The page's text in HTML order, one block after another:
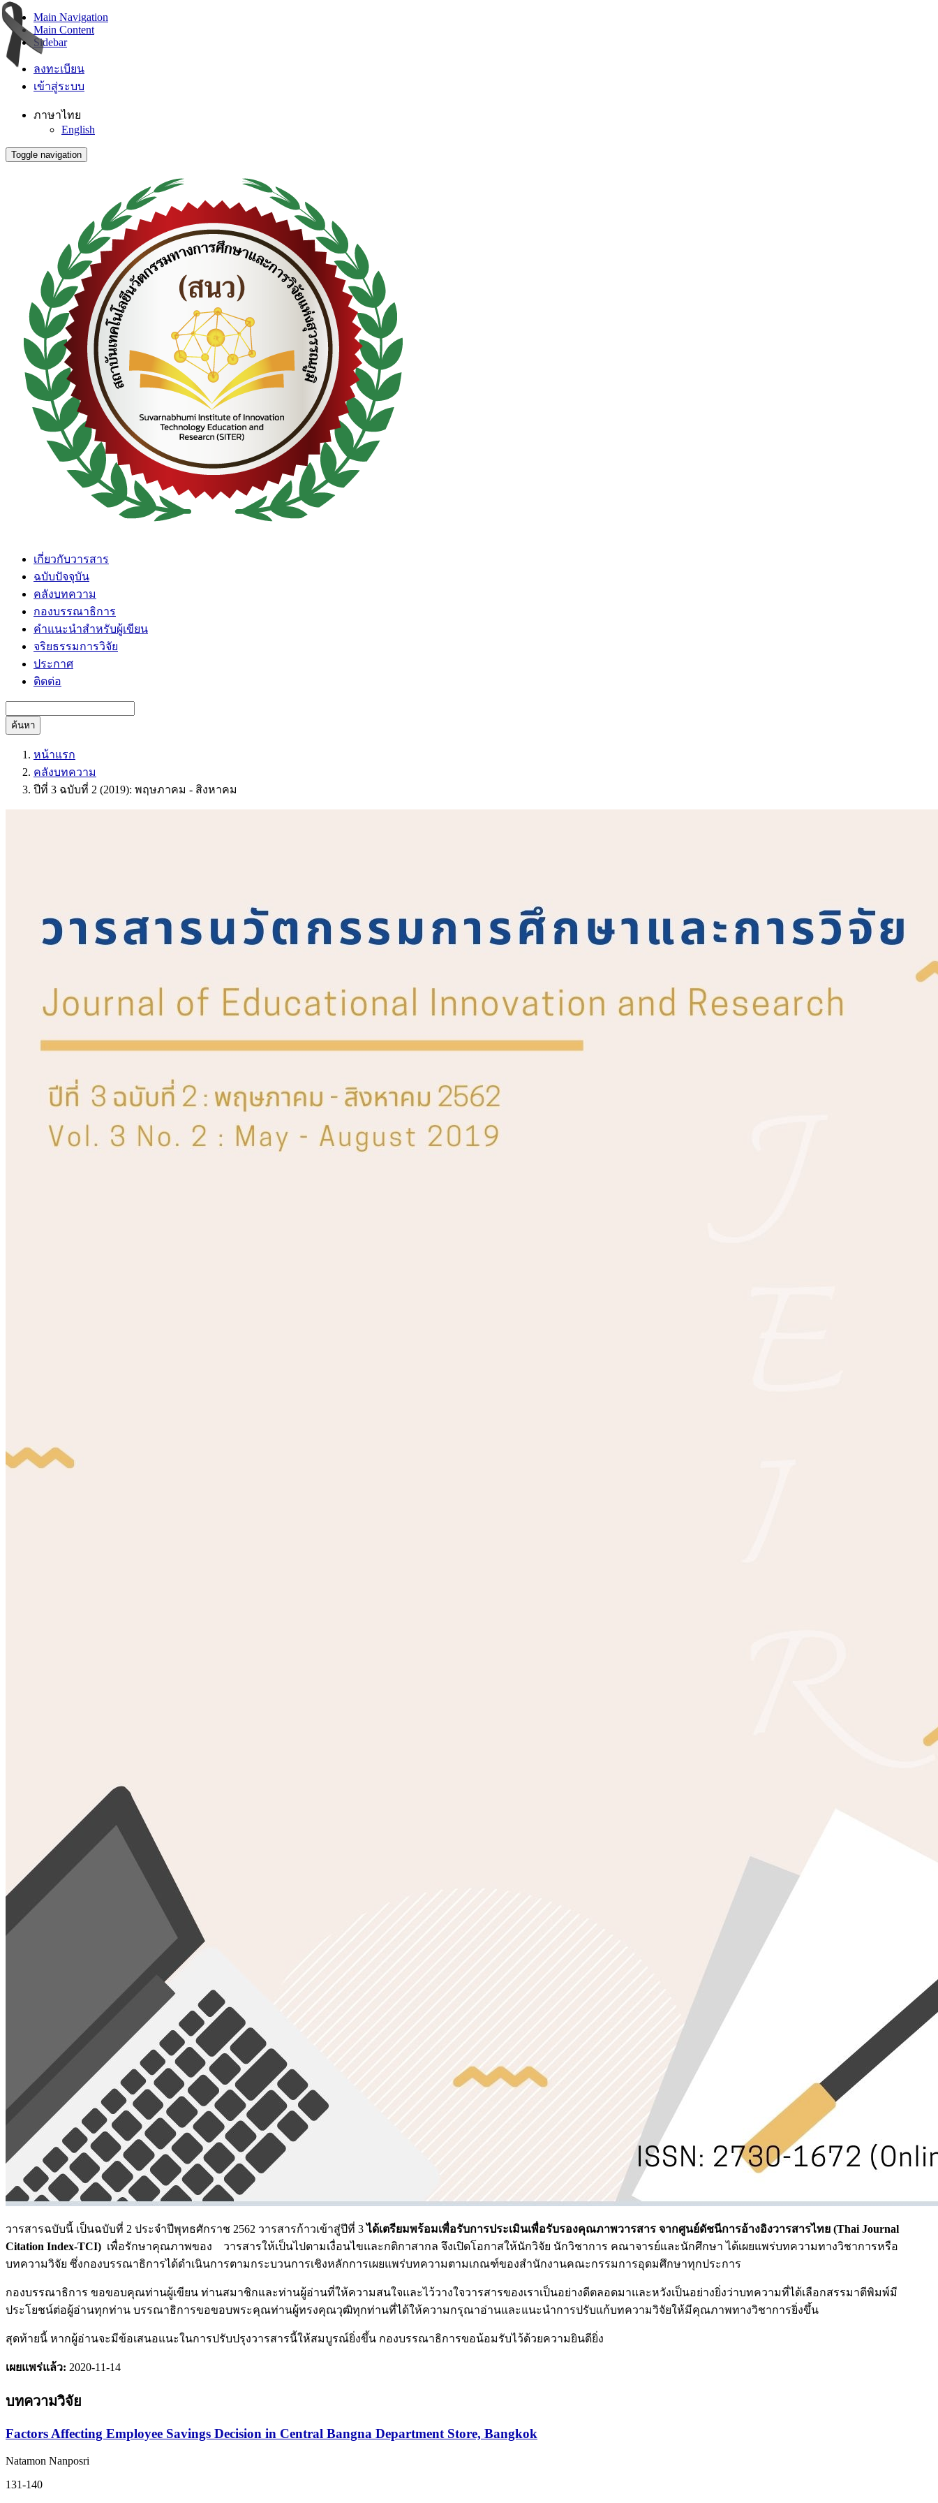
Main Navigation
Main Content
Sidebar
ลงทะเบียน
เข้าสู่ระบบ
ภาษาไทย
English
Toggle navigation
เกี่ยวกับวารสาร
ฉบับปัจจุบัน
คลังบทความ
กองบรรณาธิการ
คำแนะนำสำหรับผู้เขียน
จริยธรรมการวิจัย
ประกาศ
ติดต่อ
ค้นหา
หน้าแรก
คลังบทความ
ปีที่ 3 ฉบับที่ 2 (2019): พฤษภาคม - สิงหาคม
วารสารฉบับนี้ เป็นฉบับที่ 2 ประจำปีพุทธศักราช 2562 วารสารก้าวเข้าสู่ปีที่ 3ได้เตรียมพร้อมเพื่อรับการประเมินเพื่อรับรองคุณภาพวารสาร จากศูนย์ดัชนีการอ้างอิงวารสารไทย (Thai Journal
Citation Index-TCI) เพื่อรักษาคุณภาพของ วารสารให้เป็นไปตามเงื่อนไขและกติกาสากล จึงเปิดโอกาสให้นักวิจัย นักวิชาการ คณาจารย์และนักศึกษา ได้เผยแพร่บทความทางวิชาการหรือ
บทความวิจัย ซึ่งกองบรรณาธิการได้ดำเนินการตามกระบวนการเชิงหลักการเผยแพร่บทความตามเกณฑ์ของสำนักงานคณะกรรมการอุดมศึกษาทุกประการ
กองบรรณาธิการ ขอขอบคุณท่านผู้เขียน ท่านสมาชิกและท่านผู้อ่านที่ให้ความสนใจและไว้วางใจวารสารของเราเป็นอย่างดีตลอดมาและหวังเป็นอย่างยิ่งว่าบทความที่ได้เลือกสรรมาตีพิมพ์มี
ประโยชน์ต่อผู้อ่านทุกท่าน บรรณาธิการขอขอบพระคุณท่านผู้ทรงคุณวุฒิทุกท่านที่ได้ให้ความกรุณาอ่านและแนะนำการปรับแก้บทความวิจัยให้มีคุณภาพทางวิชาการยิ่งขึ้น
สุดท้ายนี้ หากผู้อ่านจะมีข้อเสนอแนะในการปรับปรุงวารสารนี้ให้สมบูรณ์ยิ่งขึ้น กองบรรณาธิการขอน้อมรับไว้ด้วยความยินดียิ่ง
เผยแพร่แล้ว: 2020-11-14
บทความวิจัย
Factors Affecting Employee Savings Decision in Central Bangna Department Store, Bangkok
Natamon Nanposri
131-140